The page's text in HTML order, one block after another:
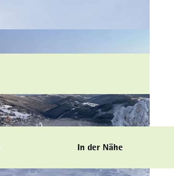
In der Nähe